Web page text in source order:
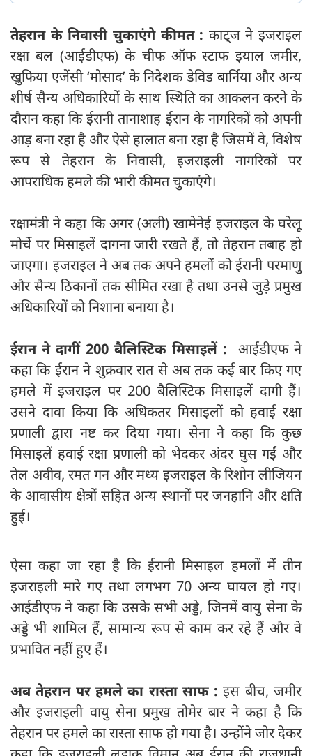
तेहरान के निवासी चुकाएंगे कीमत : काट्ज ने इजराइल
रक्षा बल (आईडीएफ) के चीफ ऑफ स्टाफ इयाल जमीर,
खुफिया एजेंसी ‘मोसाद’ के निदेशक डेविड बार्निया और अन्य
शीर्ष सैन्य अधिकारियों के साथ स्थिति का आकलन करने के
दौरान कहा कि ईरानी तानाशाह ईरान के नागरिकों को अपनी
आड़ बना रहा है और ऐसे हालात बना रहा है जिसमें वे, विशेष
रूप से तेहरान के निवासी, इजराइली नागरिकों पर
आपराधिक हमले की भारी कीमत चुकाएंगे।
रक्षामंत्री ने कहा कि अगर (अली) खामेनेई इजराइल के घरेलू
मोर्चे पर मिसाइलें दागना जारी रखते हैं, तो तेहरान तबाह हो
जाएगा। इजराइल ने अब तक अपने हमलों को ईरानी परमाणु
और सैन्य ठिकानों तक सीमित रखा है तथा उनसे जुड़े प्रमुख
अधिकारियों को निशाना बनाया है।
ईरान ने दागीं 200 बैलिस्टिक मिसाइलें : आईडीएफ ने
कहा कि ईरान ने शुक्रवार रात से अब तक कई बार किए गए
हमले में इजराइल पर 200 बैलिस्टिक मिसाइलें दागी हैं।
उसने दावा किया कि अधिकतर मिसाइलों को हवाई रक्षा
प्रणाली द्वारा नष्ट कर दिया गया। सेना ने कहा कि कुछ
मिसाइलें हवाई रक्षा प्रणाली को भेदकर अंदर घुस गईं और
तेल अवीव, रमत गन और मध्य इजराइल के रिशोन लीजियन
के आवासीय क्षेत्रों सहित अन्य स्थानों पर जनहानि और क्षति
हुई।
ऐसा कहा जा रहा है कि ईरानी मिसाइल हमलों में तीन
इजराइली मारे गए तथा लगभग 70 अन्य घायल हो गए।
आईडीएफ ने कहा कि उसके सभी अड्डे, जिनमें वायु सेना के
अड्डे भी शामिल हैं, सामान्य रूप से काम कर रहे हैं और वे
प्रभावित नहीं हुए हैं।
अब तेहरान पर हमले का रास्ता साफ :इस बीच, जमीर
और इजराइली वायु सेना प्रमुख तोमेर बार ने कहा है कि
तेहरान पर हमले का रास्ता साफ हो गया है। उन्होंने जोर देकर